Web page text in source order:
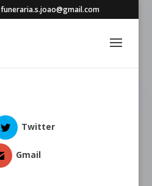
funeraria.s.joao@gmail.com
Twitter
Gmail